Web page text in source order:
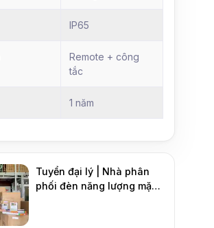
IP65
Remote + công
tắc
1 năm
Tuyển đại lý | Nhà phân
phối đèn năng lượng mặt